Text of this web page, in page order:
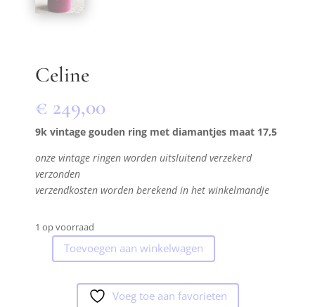
Celine
€ 249,00
9k vintage gouden ring met diamantjes maat 17,5
onze vintage ringen worden uitsluitend verzekerd
verzonden
verzendkosten worden berekend in het winkelmandje
1 op voorraad
Toevoegen aan winkelwagen
Voeg toe aan favorieten